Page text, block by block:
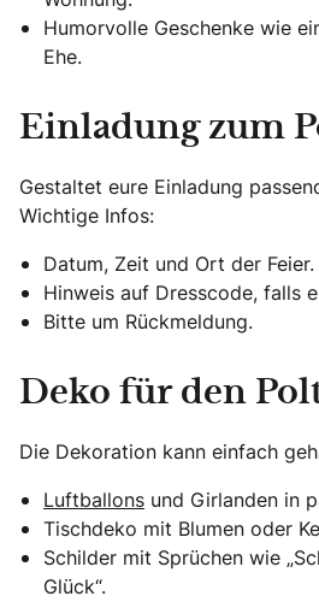
Humorvolle Geschenke wie
Ehe.
Einladung zum
Gestaltet eure Einladung
Wichtige Infos:
Datum, Zeit und Ort der Feier.
Hinweis auf Dresscode, falls
Bitte um Rückmeldung.
Deko für den
Die Dekoration kann einfach
Luftballons und Girlanden in
Tischdeko mit Blumen oder
Schilder mit Sprüchen wie
Glück“.